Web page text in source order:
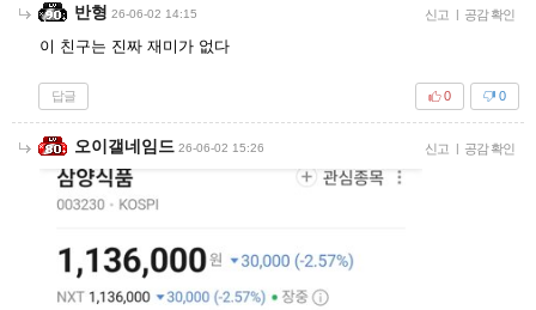
반형 26-06-02 14:15 신고 | 공감 확인
이 친구는 진짜 재미가 없다
답글 0
0
오이갤네임드 26-06-02 15:26 신고 | 공감 확인